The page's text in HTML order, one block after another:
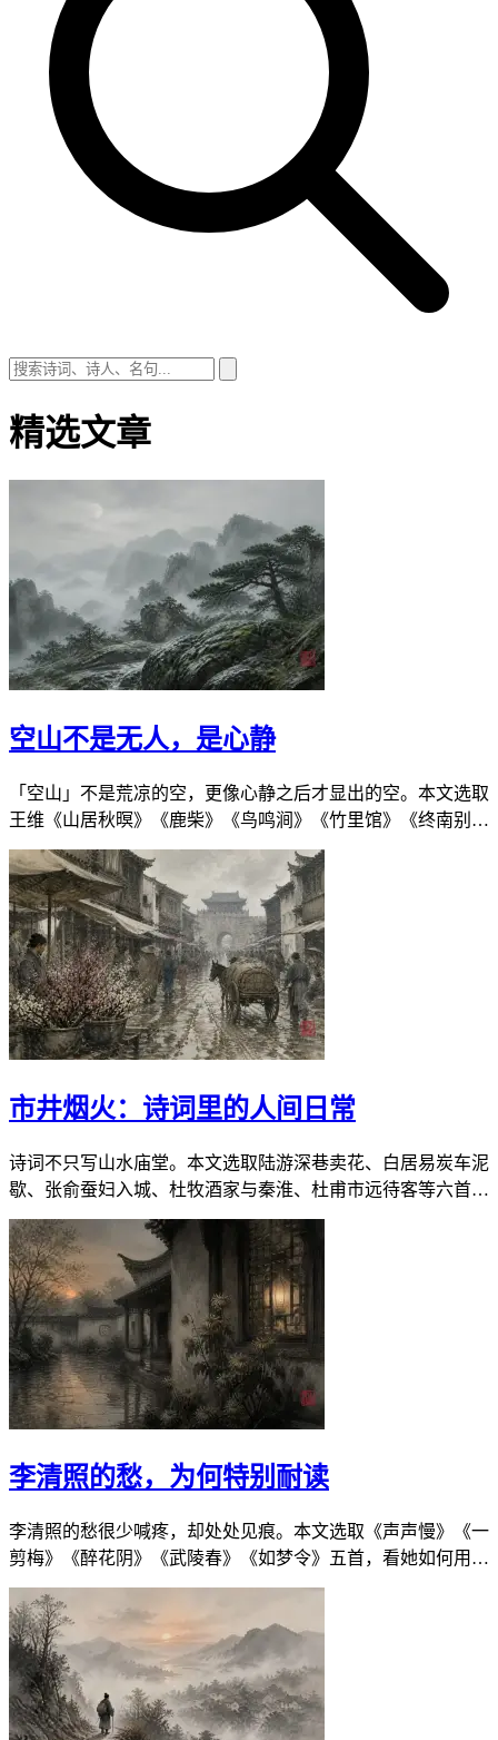
精选文章
空山不是无人，是心静
「空山」不是荒凉的空，更像心静之后才显出的空。本文选取
王维《山居秋暝》《鹿柴》《鸟鸣涧》《竹里馆》《终南别
业》五首，听雨后清泉、林中人语、桂花落地与云起水穷。空
山不是无人，是杂质被洗掉后的清亮；心一静，细处便会现
身。
市井烟火：诗词里的人间日常
诗词不只写山水庙堂。本文选取陆游深巷卖花、白居易炭车泥
歇、张俞蚕妇入城、杜牧酒家与秦淮、杜甫市远待客等六首，
走进买卖、问路、夜泊、邻饮的人间日常。市井烟火可以很
香，也可以很沉——把这些句子连起来，便是一条从深巷到城
门的人间长街。
李清照的愁，为何特别耐读
李清照的愁很少喊疼，却处处见痕。本文选取《声声慢》《一
剪梅》《醉花阴》《武陵春》《如梦令》五首，看她如何用叠
字、眉心、黄花、小舟与海棠，把心事压到最薄的纸面上。耐
读，因为它具体、克制，又总留一点空白给你自己填。